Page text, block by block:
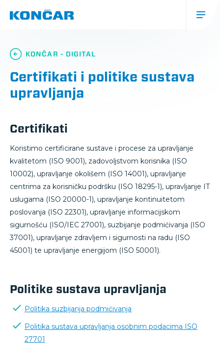
navigacija
(mobile)
KONČAR - DIGITAL
Certifikati i politike sustava
upravljanja
Certifikati
Koristimo certificirane sustave i procese za upravljanje
kvalitetom (ISO 9001), zadovoljstvom korisnika (ISO
10002), upravljanje okolišem (ISO 14001), upravljanje
centrima za korisničku podršku (ISO 18295-1), upravljanje IT
uslugama (ISO 20000-1), upravljanje kontinuitetom
poslovanja (ISO 22301), upravljanje informacijskom
sigurnošću (ISO/IEC 27001), suzbijanje podmićivanja (ISO
37001), upravljanje zdravljem i sigurnosti na radu (ISO
45001) te upravljanje energijom (ISO 50001).
Politike sustava upravljanja
Politika suzbijanja podmićivanja
Politika sustava upravljanja osobnim podacima ISO
27701